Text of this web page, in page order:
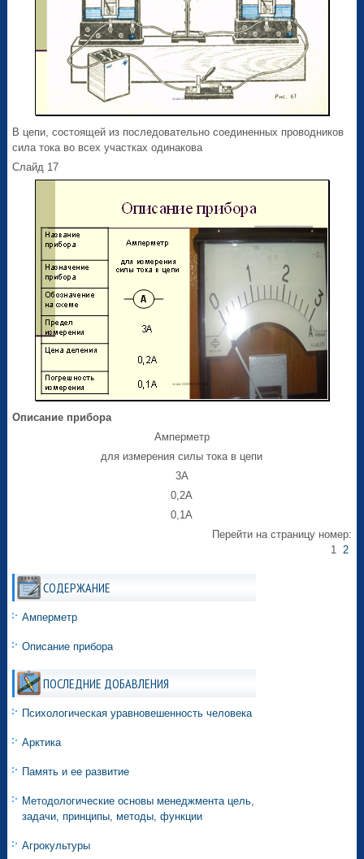
В цепи, состоящей из последовательно соединенных проводников
сила тока во всех участках одинакова
Слайд 17
Описание прибора
Амперметр
для измерения силы тока в цепи
3А
0,2А
0,1А
Перейти на страницу номер:
1 2
СОДЕРЖАНИЕ
Амперметр
Описание прибора
ПОСЛЕДНИЕ ДОБАВЛЕНИЯ
Психологическая уравновешенность человека
Арктика
Память и ее развитие
Методологические основы менеджмента цель,
задачи, принципы, методы, функции
Агрокультуры